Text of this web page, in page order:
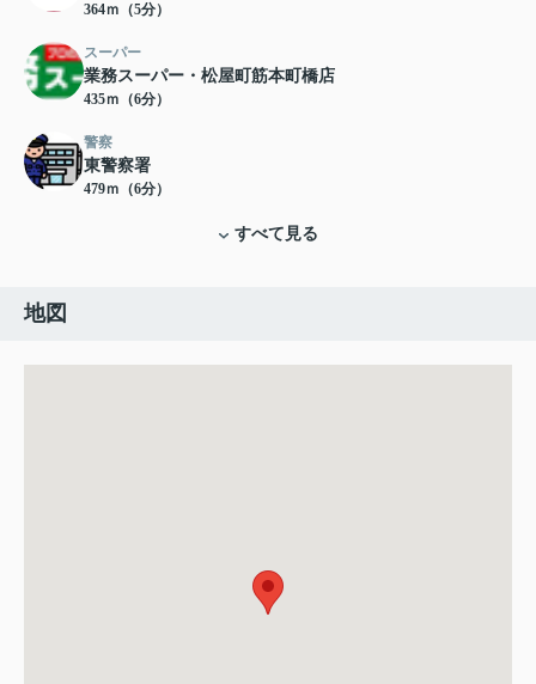
364ｍ（5分）
スーパー
業務スーパー・松屋町筋本町橋店
435ｍ（6分）
警察
東警察署
479ｍ（6分）
すべて見る
地図